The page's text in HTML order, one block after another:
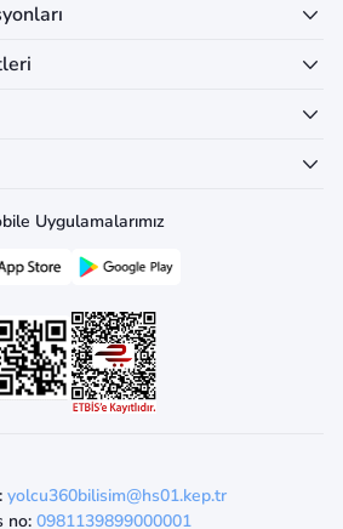
Uygulamalarımız
yolcu360bilisim@hs01.kep.tr
no: 0981139899000001